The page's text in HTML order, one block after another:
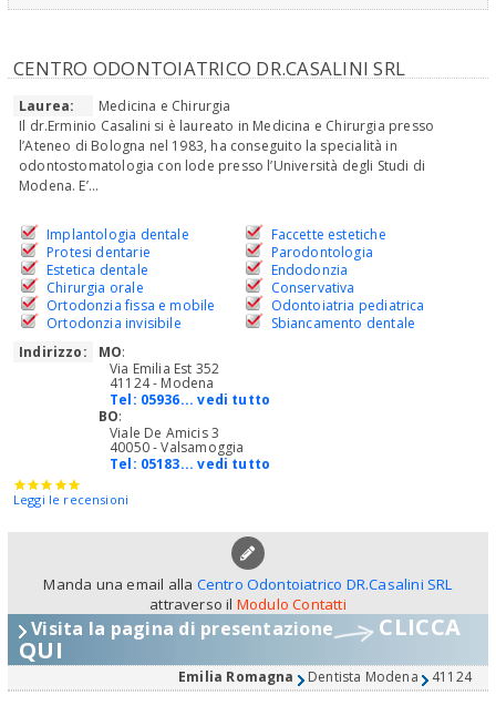
CENTRO ODONTOIATRICO DR.CASALINI SRL
Laurea:
Medicina e Chirurgia
Il dr.Erminio Casalini si è laureato in Medicina e Chirurgia presso
l’Ateneo di Bologna nel 1983, ha conseguito la specialità in
odontostomatologia con lode presso l’Università degli Studi di
Modena. E’...
Implantologia dentale
Protesi dentarie
Estetica dentale
Chirurgia orale
Ortodonzia fissa e mobile
Ortodonzia invisibile
Faccette estetiche
Parodontologia
Endodonzia
Conservativa
Odontoiatria pediatrica
Sbiancamento dentale
Indirizzo:
MO:
Via Emilia Est 352
41124 - Modena
Tel: 05936... vedi tutto
BO:
Viale De Amicis 3
40050 - Valsamoggia
Tel: 05183... vedi tutto
Leggi le recensioni
Manda una email alla Centro Odontoiatrico DR.Casalini SRL
attraverso il Modulo Contatti
Visita la pagina di presentazione CLICCA
QUI
Emilia Romagna Dentista Modena 41124